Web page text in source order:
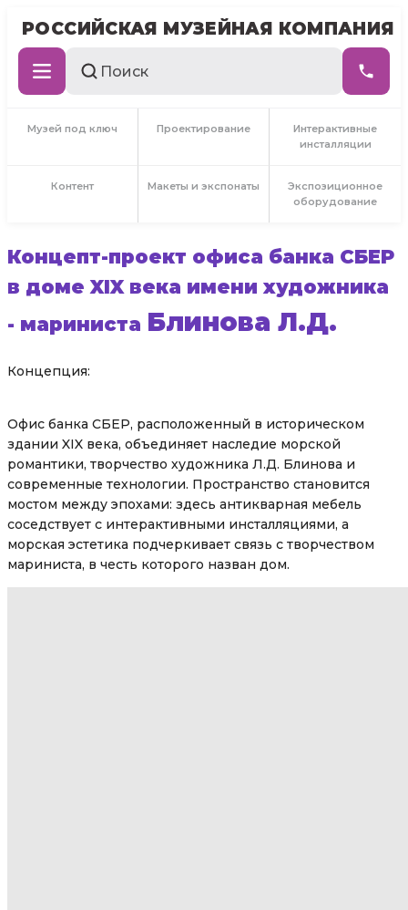
РОССИЙСКАЯ МУЗЕЙНАЯ КОМПАНИЯ
Музей под ключ Проектирование
Интерактивные
инсталляции
Контент Макеты и экспонаты
Экспозиционное
оборудование
Концепт-проект офиса банка СБЕР
в доме XIX века имени художника
- мариниста Блинова Л.Д.
Концепция:
Офис банка СБЕР, расположенный в историческом
здании XIX века, объединяет наследие морской
романтики, творчество художника Л.Д. Блинова и
современные технологии. Пространство становится
мостом между эпохами: здесь антикварная мебель
соседствует с интерактивными инсталляциями, а
морская эстетика подчеркивает связь с творчеством
мариниста, в честь которого назван дом.